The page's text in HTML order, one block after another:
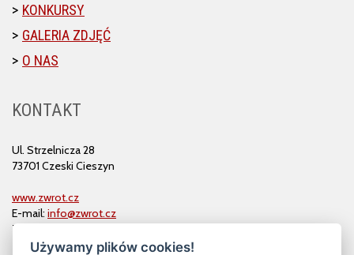
KONKURSY
GALERIA ZDJĘĆ
O NAS
KONTAKT
Ul. Strzelnicza 28
73701 Czeski Cieszyn
www.zwrot.cz
E-mail: info@zwrot.cz
Tel. i faks: 558 711 582
Używamy plików cookies!